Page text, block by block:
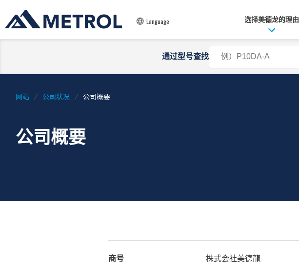
Language 选择美德龙的理由
通过型号查找
网站 公司状况 公司概要
公司概要
商号 株式会社美德龍